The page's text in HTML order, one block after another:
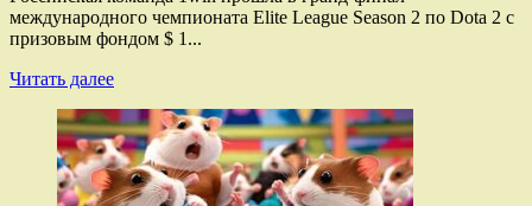
международного чемпионата Elite League Season 2 по Dota 2 с
призовым фондом $ 1...
Читать далееПрочитать
о
Российская
1win
— первый